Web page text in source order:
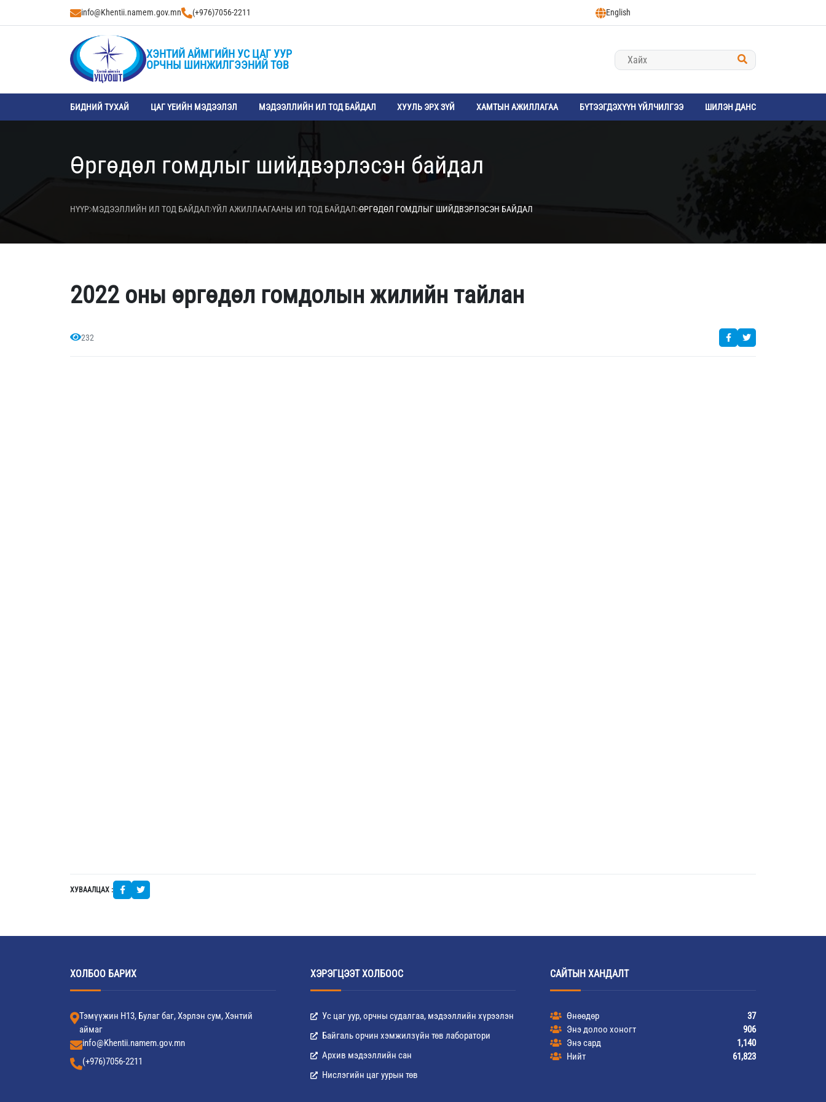
info@Khentii.namem.gov.mn (+976)7056-2211 English
ХЭНТИЙ АЙМГИЙН УС ЦАГ УУР
ОРЧНЫ ШИНЖИЛГЭЭНИЙ ТӨВ
БИДНИЙ ТУХАЙ ЦАГ ҮЕИЙН МЭДЭЭЛЭЛ МЭДЭЭЛЛИЙН ИЛ ТОД БАЙДАЛ ХУУЛЬ ЭРХ ЗҮЙ ХАМТЫН АЖИЛЛАГАА БҮТЭЭГДЭХҮҮН ҮЙЛЧИЛГЭЭ ШИЛЭН ДАНС
Өргөдөл гомдлыг шийдвэрлэсэн байдал
НҮҮР МЭДЭЭЛЛИЙН ИЛ ТОД БАЙДАЛ ҮЙЛ АЖИЛЛААГААНЫ ИЛ ТОД БАЙДАЛ ӨРГӨДӨЛ ГОМДЛЫГ ШИЙДВЭРЛЭСЭН БАЙДАЛ
2022 оны өргөдөл гомдолын жилийн тайлан
232
ХУВААЛЦАХ :
ХОЛБОО БАРИХ
Тэмүүжин Н13, Булаг баг, Хэрлэн сум, Хэнтий
аймаг
info@Khentii.namem.gov.mn
(+976)7056-2211
ХЭРЭГЦЭЭТ ХОЛБООС
Ус цаг уур, орчны судалгаа, мэдээллийн хүрээлэн
Байгаль орчин хэмжилзүйн төв лаборатори
Архив мэдээллийн сан
Нислэгийн цаг уурын төв
САЙТЫН ХАНДАЛТ
Өнөөдөр
37
Энэ долоо хоногт
906
Энэ сард
1,140
Нийт
61,823